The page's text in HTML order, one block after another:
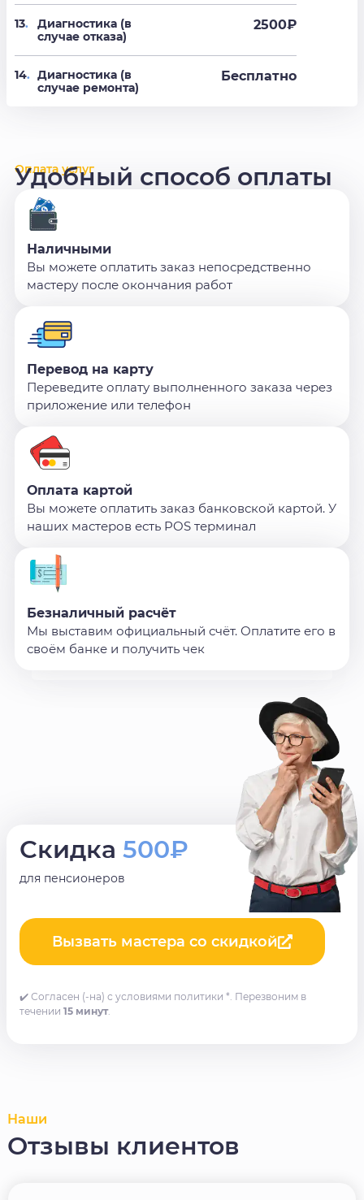
13.
Диагностика (в
случае отказа)
2500₽
14. Диагностика (в
случае ремонта)
Бесплатно
Оплата услуг
Удобный способ оплаты
Наличными
Вы можете оплатить заказ непосредственно
мастеру после окончания работ
Перевод на карту
Переведите оплату выполненного заказа через
приложение или телефон
Оплата картой
Вы можете оплатить заказ банковской картой. У
наших мастеров есть POS терминал
Безналичный расчёт
Мы выставим официальный счёт. Оплатите его в
своём банке и получить чек
Скидка 500₽
для пенсионеров
Вызвать мастера со скидкой
✔️ Согласен (-на) с условиями политики *. Перезвоним в
течении 15 минут.
Наши
Отзывы клиентов